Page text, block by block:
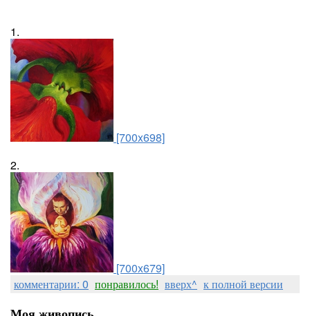
1.
[700x698]
2.
[700x679]
комментарии: 0 понравилось! вверх^ к полной версии